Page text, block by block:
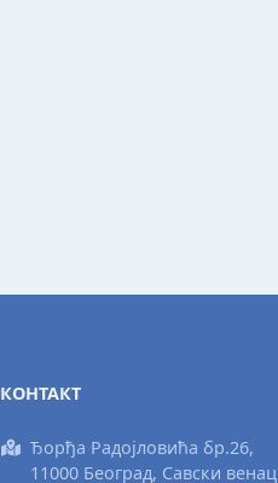
КОНТАКТ
Ђорђа Радојловића бр.26,
11000 Београд, Савски венац